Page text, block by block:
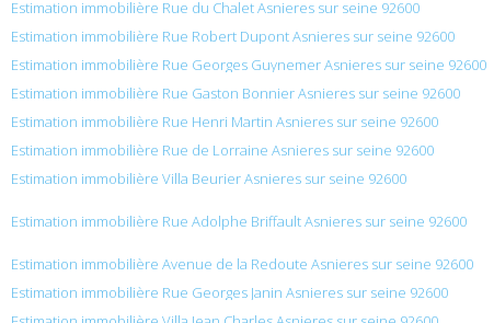
Estimation immobilière Rue du Chalet Asnieres sur seine 92600
Estimation immobilière Rue Robert Dupont Asnieres sur seine 92600
Estimation immobilière Rue Georges Guynemer Asnieres sur seine 92600
Estimation immobilière Rue Gaston Bonnier Asnieres sur seine 92600
Estimation immobilière Rue Henri Martin Asnieres sur seine 92600
Estimation immobilière Rue de Lorraine Asnieres sur seine 92600
Estimation immobilière Villa Beurier Asnieres sur seine 92600
Estimation immobilière Rue Adolphe Briffault Asnieres sur seine 92600
Estimation immobilière Avenue de la Redoute Asnieres sur seine 92600
Estimation immobilière Rue Georges Janin Asnieres sur seine 92600